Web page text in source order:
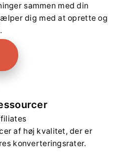
sammen med din
dig med at oprette og
af høj kvalitet, der er
konverteringsrater.